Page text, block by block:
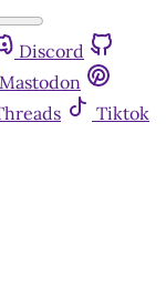
Discord
Mastodon
Tiktok